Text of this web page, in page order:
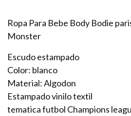
Ropa Para Bebe Body Bodie
Monster
Escudo estampado
Color: blanco
Material: Algodon
Estampado vinilo textil
tematica futbol Champions